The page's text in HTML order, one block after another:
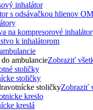
inhalátor
k inhalátorom
ambulancieZobraziť
stoličky
stoličkyZobraziť
kreslá